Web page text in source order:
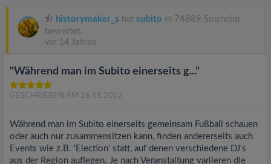
historymaker_s hat subito in 74889 Sinsheim
bewertet.
vor 14 Jahren
"Während man im Subito einerseits g..."
GESCHRIEBEN AM 26.11.2012
Während man im Subito einerseits gemeinsam Fußball schauen
oder auch nur zusammensitzen kann, finden andererseits auch
Events wie z.B. 'Election' statt, auf denen verschiedene DJ's
aus der Region auflegen. Je nach Veranstaltung variieren die